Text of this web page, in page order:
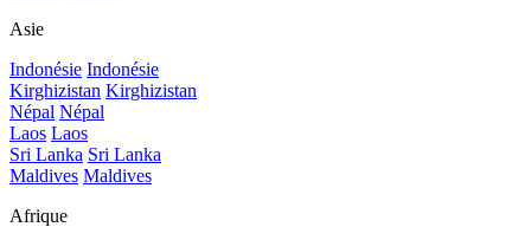
Asie
Indonésie Indonésie
Kirghizistan Kirghizistan
Népal Népal
Laos Laos
Sri Lanka Sri Lanka
Maldives Maldives
Afrique